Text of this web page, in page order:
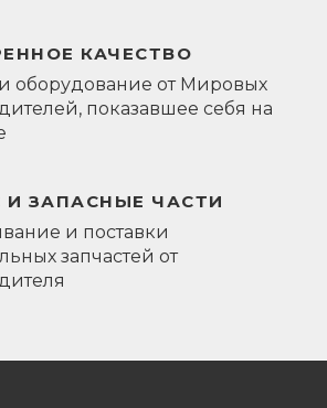
КАЧЕСТВО
оборудование от Мировых
показавшее себя на
И ЗАПАСНЫЕ ЧАСТИ
и поставки
запчастей от